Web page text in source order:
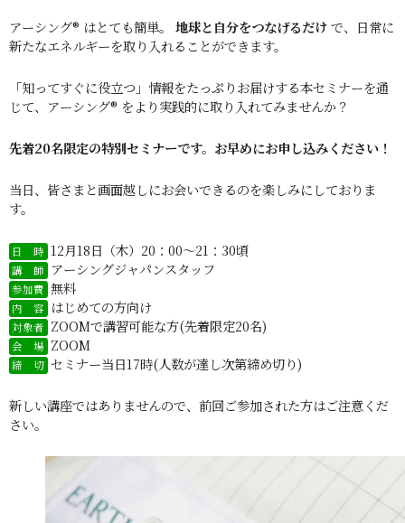
アーシング® はとても簡単。 地球と自分をつなげるだけで、日常に
新たなエネルギーを取り入れることができます。
「知ってすぐに役立つ」情報をたっぷりお届けする本セミナーを通
じて、アーシング® をより実践的に取り入れてみませんか？
先着20名限定の特別セミナーです。お早めにお申し込みください！
当日、皆さまと画面越しにお会いできるのを楽しみにしておりま
す。
日 時 12月18日（木）20：00～21：30頃
講 師 アーシングジャパンスタッフ
参加費 無料
内 容 はじめての方向け
対象者 ZOOMで講習可能な方(先着限定20名)
会 場 ZOOM
締 切 セミナー当日17時(人数が達し次第締め切り)
新しい講座ではありませんので、前回ご参加された方はご注意くだ
さい。